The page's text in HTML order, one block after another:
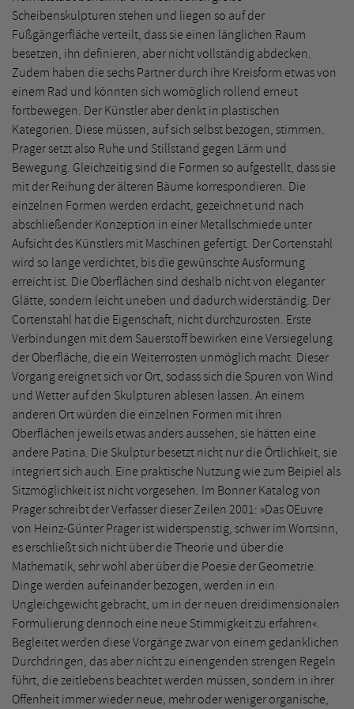
Scheibenskulpturen stehen und liegen so auf der
Fußgängerfläche verteilt, dass sie einen länglichen Raum
besetzen, ihn definieren, aber nicht vollständig abdecken.
Zudem haben die sechs Partner durch ihre Kreisform etwas von
einem Rad und könnten sich womöglich rollend erneut
fortbewegen. Der Künstler aber denkt in plastischen
Kategorien. Diese müssen, auf sich selbst bezogen, stimmen.
Prager setzt also Ruhe und Stillstand gegen Lärm und
Bewegung. Gleichzeitig sind die Formen so aufgestellt, dass sie
mit der Reihung der älteren Bäume korrespondieren. Die
einzelnen Formen werden erdacht, gezeichnet und nach
abschließender Konzeption in einer Metallschmiede unter
Aufsicht des Künstlers mit Maschinen gefertigt. Der Cortenstahl
wird so lange verdichtet, bis die gewünschte Ausformung
erreicht ist. Die Oberflächen sind deshalb nicht von eleganter
Glätte, sondern leicht uneben und dadurch widerständig. Der
Cortenstahl hat die Eigenschaft, nicht durchzurosten. Erste
Verbindungen mit dem Sauerstoff bewirken eine Versiegelung
der Oberfläche, die ein Weiterrosten unmöglich macht. Dieser
Vorgang ereignet sich vor Ort, sodass sich die Spuren von Wind
und Wetter auf den Skulpturen ablesen lassen. An einem
anderen Ort würden die einzelnen Formen mit ihren
Oberflächen jeweils etwas anders aussehen, sie hätten eine
andere Patina. Die Skulptur besetzt nicht nur die Örtlichkeit, sie
integriert sich auch. Eine praktische Nutzung wie zum Beipiel als
Sitzmöglichkeit ist nicht vorgesehen. Im Bonner Katalog von
Prager schreibt der Verfasser dieser Zeilen 2001: »Das OEuvre
von Heinz-Günter Prager ist widerspenstig, schwer im Wortsinn,
es erschließt sich nicht über die Theorie und über die
Mathematik, sehr wohl aber über die Poesie der Geometrie.
Dinge werden aufeinander bezogen, werden in ein
Ungleichgewicht gebracht, um in der neuen dreidimensionalen
Formulierung dennoch eine neue Stimmigkeit zu erfahren«.
Begleitet werden diese Vorgänge zwar von einem gedanklichen
Durchdringen, das aber nicht zu einengenden strengen Regeln
führt, die zeitlebens beachtet werden müssen, sondern in ihrer
Offenheit immer wieder neue, mehr oder weniger organische,